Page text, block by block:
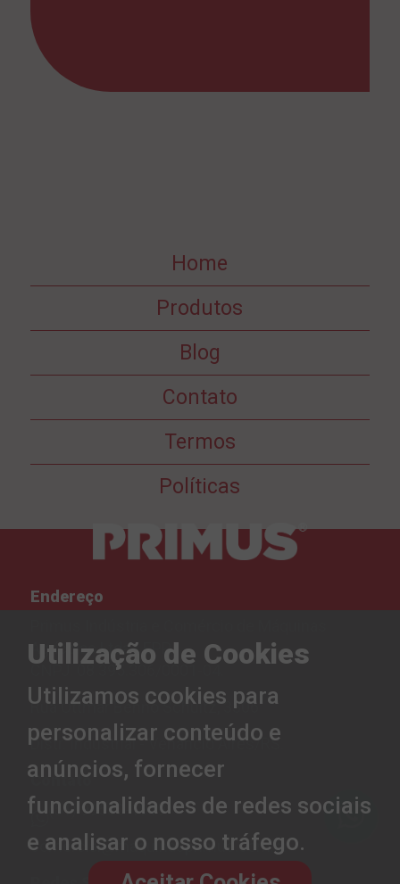
Utilização de Cookies
Utilizamos cookies para
personalizar conteúdo e
anúncios, fornecer
funcionalidades de redes sociais
e analisar o nosso tráfego.
Home
Produtos
Blog
Contato
Termos
Políticas
Endereço
Agrícolas Ltda - EPP.
CNPJ: 08.395.306/0001-04.
Rua Ottmar Benno Schultz, 3306
Distr. Industrial - Venâncio Aires/RS.
Contato
(51) 99530-1919
comercial@maquinasprimus.com.br